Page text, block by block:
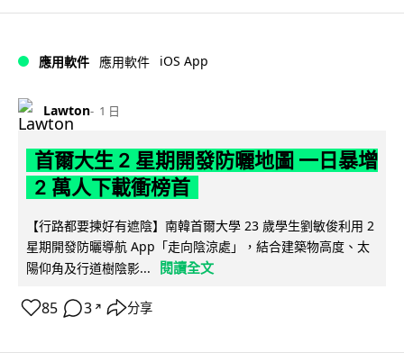
應用軟件 應用軟件 iOS App
Lawton 1 日
首爾大生 2 星期開發防曬地圖 一日暴增
2 萬人下載衝榜首
【行路都要揀好有遮陰】南韓首爾大學 23 歲學生劉敏俊利用 2
星期開發防曬導航 App「走向陰涼處」，結合建築物高度、太
陽仰角及行道樹陰影...
閱讀全文
85 3 ↗ 分享